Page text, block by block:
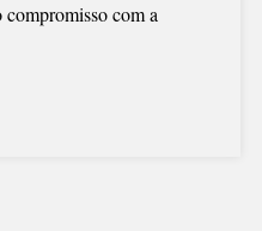
compromisso com a